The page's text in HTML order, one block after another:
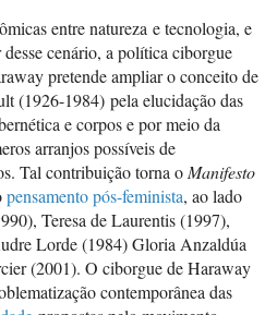
entre natureza e tecnologia, e
cenário, a política ciborgue
pretende ampliar o conceito de
(1926-1984) pela elucidação das
e corpos e por meio da
arranjos possíveis de
Tal contribuição torna o Manifesto
pensamento pós-feminista, ao lado
Teresa de Laurentis (1997),
Lorde (1984) Gloria Anzaldúa
(2001). O ciborgue de Haraway
contemporânea das